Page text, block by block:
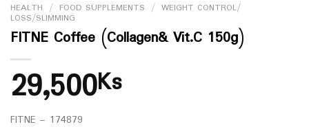
HEALTH / FOOD SUPPLEMENTS / WEIGHT CONTROL/
LOSS/SLIMMING
FITNE Coffee (Collagen& Vit.C 150g)
29,500Ks
FITNE – 174879